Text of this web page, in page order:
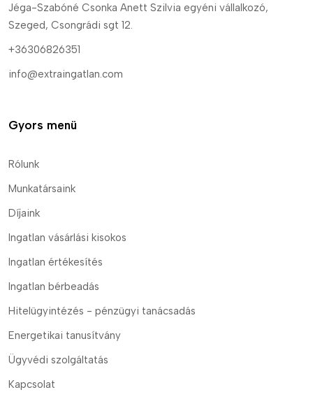
Jéga-Szabóné Csonka Anett Szilvia egyéni vállalkozó,
Szeged, Csongrádi sgt 12.
+36306826351
info@extraingatlan.com
Gyors menü
Rólunk
Munkatársaink
Díjaink
Ingatlan vásárlási kisokos
Ingatlan értékesítés
Ingatlan bérbeadás
Hitelügyintézés - pénzügyi tanácsadás
Energetikai tanusítvány
Ügyvédi szolgáltatás
Kapcsolat